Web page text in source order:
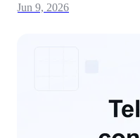
Jun 9, 2026